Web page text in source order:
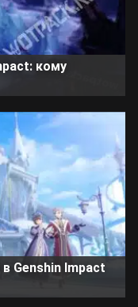
кому
Genshin Impact